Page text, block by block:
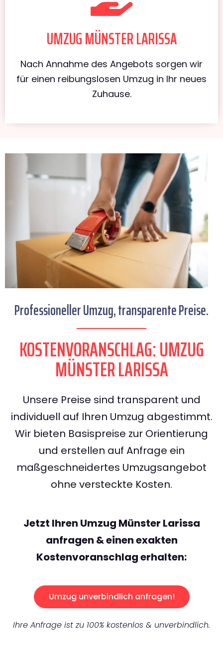
UMZUG MÜNSTER LARISSA
Nach Annahme des Angebots sorgen wir
für einen reibungslosen Umzug in Ihr neues
Zuhause.
Professioneller Umzug, transparente Preise.
KOSTENVORANSCHLAG: UMZUG
MÜNSTER LARISSA
Unsere Preise sind transparent und
individuell auf Ihren Umzug abgestimmt.
Wir bieten Basispreise zur Orientierung
und erstellen auf Anfrage ein
maßgeschneidertes Umzugsangebot
ohne versteckte Kosten.
Jetzt Ihren Umzug Münster Larissa
anfragen & einen exakten
Kostenvoranschlag erhalten:
Umzug unverbindlich anfragen!
Ihre Anfrage ist zu 100% kostenlos & unverbindlich.